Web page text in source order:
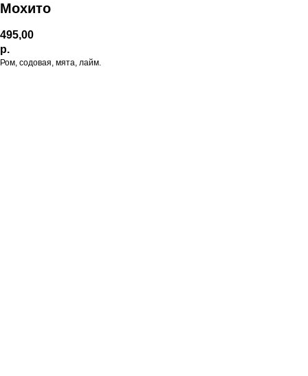
Мохито
495,00
р.
Ром, содовая, мята, лайм.